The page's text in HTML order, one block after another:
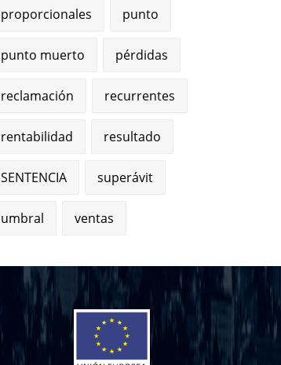
proporcionales punto
punto muerto pérdidas
reclamación recurrentes
rentabilidad resultado
SENTENCIA superávit
umbral ventas